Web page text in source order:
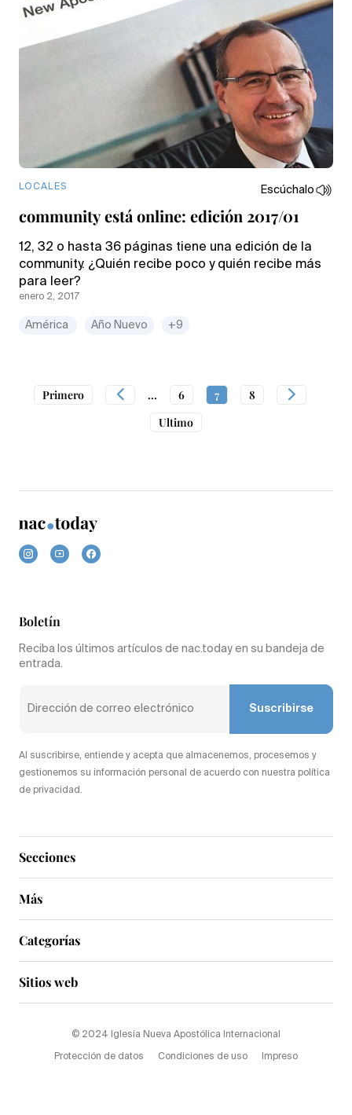
LOCALES Escúchalo
community está online: edición 2017/01
12, 32 o hasta 36 páginas tiene una edición de la
community. ¿Quién recibe poco y quién recibe más
para leer?
enero 2, 2017
América Año Nuevo +9
Primero ... 6 7
8
Ultimo
Secciones
Más
Boletín
Reciba los últimos artículos de nac.today en su bandeja de
entrada.
Suscribirse
Al suscribirse, entiende y acepta que almacenemos, procesemos y
gestionemos su información personal de acuerdo con nuestra política
de privacidad.
Categorías
Sitios web
© 2024 Iglesia Nueva Apostólica Internacional
Protección de datos Condiciones de uso Impreso